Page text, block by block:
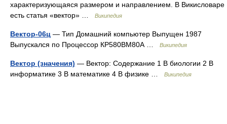
характеризующаяся размером и направлением. В Викисловаре
есть статья «вектор» …
Википедия
Вектор-06ц — Тип Домашний компьютер Выпущен 1987
Выпускался по Процессор КР580ВМ80А …
Википедия
Вектор (значения) — Вектор: Содержание 1 В биологии 2 В
информатике 3 В математике 4 В физике …
Википедия